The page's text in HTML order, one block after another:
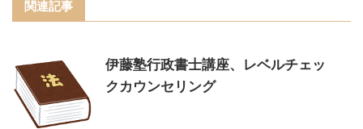
関連記事
伊藤塾行政書士講座、レベルチェッ
クカウンセリング